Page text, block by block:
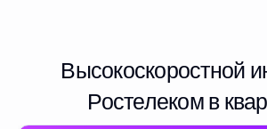
Высокоскоростной
Ростелеком в